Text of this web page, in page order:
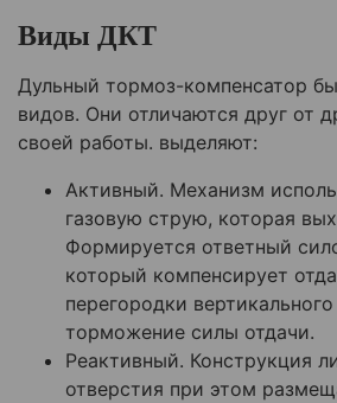
Виды ДКТ
Дульный тормоз-компенсатор
видов. Они отличаются друг от
своей работы. выделяют:
Активный. Механизм
газовую струю, которая
Формируется ответный
который компенсирует
перегородки
торможение силы отдачи.
Реактивный. Конструкция
отверстия при этом